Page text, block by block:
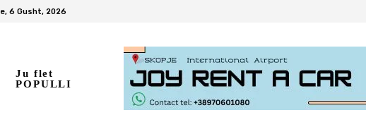
6 Gusht, 2026
Ju flet
POPULLI